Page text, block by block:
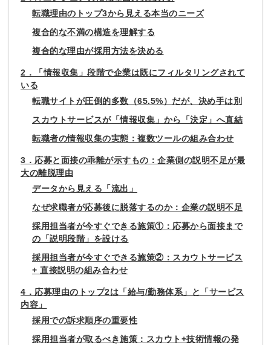
転職理由のトップ3から見える本当のニーズ
複合的な不満の構造を理解する
複合的な理由が採用方法を決める
2．「情報収集」段階で企業は既にフィルタリングされて
いる
転職サイトが圧倒的多数（65.5%）だが、決め手は別
スカウトサービスが「情報収集」から「決定」へ直結
転職者の情報収集の実態：複数ツールの組み合わせ
3．応募と面接の乖離が示すもの：企業側の説明不足が最
大の離脱理由
データから見える「流出」
なぜ求職者が応募後に脱落するのか：企業の説明不足
採用担当者が今すぐできる施策①：応募から面接まで
の「説明段階」を設ける
採用担当者が今すぐできる施策②：スカウトサービス
+ 直接説明の組み合わせ
4．応募理由のトップ2は「給与/勤務体系」と「サービス
内容」
採用での訴求順序の重要性
採用担当者が取るべき施策：スカウト+技術情報の発